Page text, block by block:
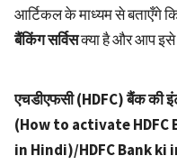
आर्टिकल के माध्यम से बताएँगे
बैंकिंग सर्विसक्या है और आप
एचडीएफसी (HDFC) बैंक की
(How to activate
in Hindi)/HDFC Bank